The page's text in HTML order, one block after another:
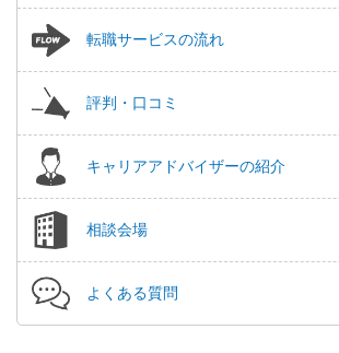
転職サービスの流れ
評判・口コミ
キャリアアドバイザーの紹介
相談会場
よくある質問